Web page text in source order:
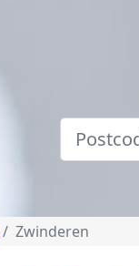
Zwinderen